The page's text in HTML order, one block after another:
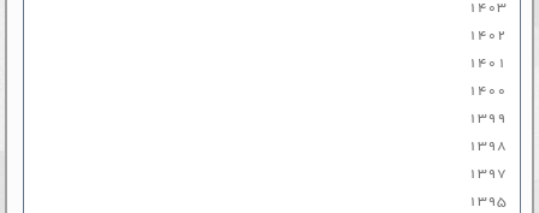
۱۴۰۳
۱۴۰۲
۱۴۰۱
۱۴۰۰
۱۳۹۹
۱۳۹۸
۱۳۹۷
۱۳۹۵